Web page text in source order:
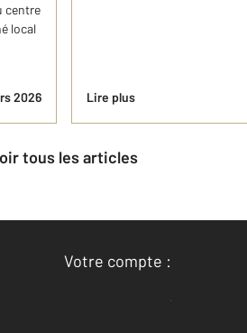
centre
local
2026 Lire plus
Voir tous les articles
Votre compte :
Accéder à mon compte